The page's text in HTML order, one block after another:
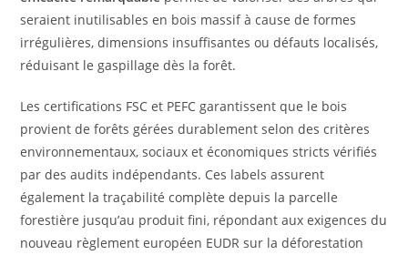
seraient inutilisables en bois massif à cause de formes
irrégulières, dimensions insuffisantes ou défauts localisés,
réduisant le gaspillage dès la forêt.
Les certifications FSC et PEFC garantissent que le bois
provient de forêts gérées durablement selon des critères
environnementaux, sociaux et économiques stricts vérifiés
par des audits indépendants. Ces labels assurent
également la traçabilité complète depuis la parcelle
forestière jusqu’au produit fini, répondant aux exigences du
nouveau règlement européen EUDR sur la déforestation